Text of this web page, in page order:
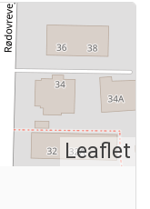
Leaflet